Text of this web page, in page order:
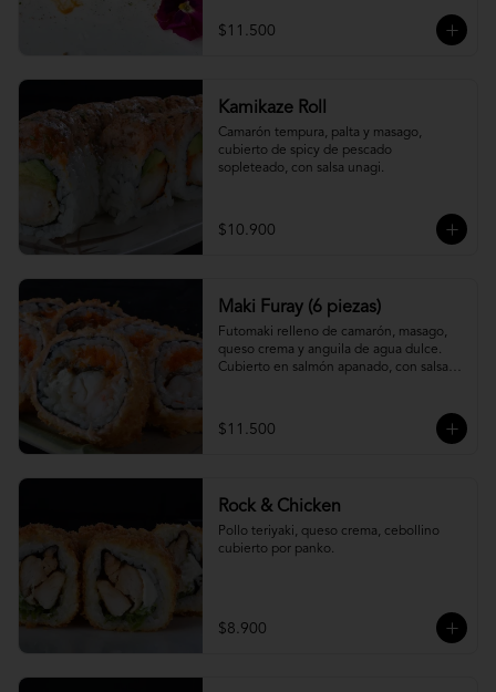
$11.500
Kamikaze Roll
Camarón tempura, palta y masago,
cubierto de spicy de pescado
sopleteado, con salsa unagi.
$10.900
Maki Furay (6 piezas)
Futomaki relleno de camarón, masago,
queso crema y anguila de agua dulce.
Cubierto en salmón apanado, con salsa
$11.500
Rock & Chicken
Pollo teriyaki, queso crema, cebollino
cubierto por panko.
$8.900